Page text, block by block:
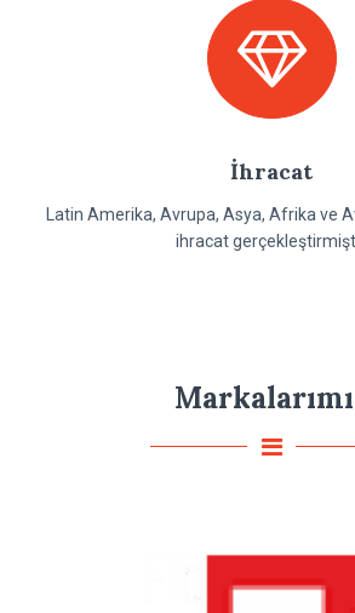
İhracat
Latin Amerika, Avrupa, Asya, Afrika ve
ihracat